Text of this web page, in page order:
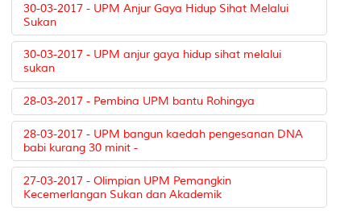
30-03-2017 - UPM Anjur Gaya Hidup Sihat Melalui
Sukan
30-03-2017 - UPM anjur gaya hidup sihat melalui
sukan
28-03-2017 - Pembina UPM bantu Rohingya
28-03-2017 - UPM bangun kaedah pengesanan DNA
babi kurang 30 minit -
27-03-2017 - Olimpian UPM Pemangkin
Kecemerlangan Sukan dan Akademik